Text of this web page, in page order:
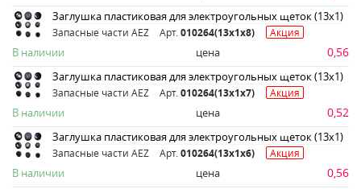
Заглушка пластиковая для электроугольных щеток (13х1)
Запасные части AEZ Арт. 010264(13х1х8) Акция
В наличии цена 0,56
Заглушка пластиковая для электроугольных щеток (13х1)
Запасные части AEZ Арт. 010264(13х1х7) Акция
В наличии цена 0,52
Заглушка пластиковая для электроугольных щеток (13х1)
Запасные части AEZ Арт. 010264(13х1х6) Акция
В наличии цена 0,56